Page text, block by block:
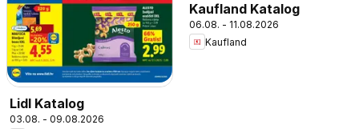
Lidl Katalog
03.08. - 09.08.2026
Kaufland Katalog
06.08. - 11.08.2026
Kaufland